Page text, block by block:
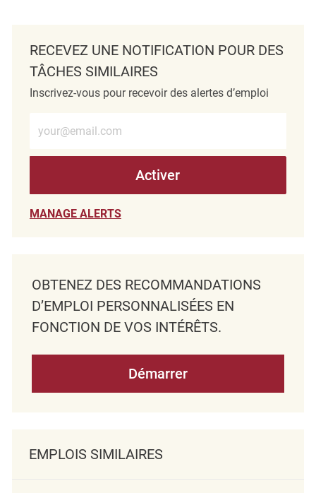
RECEVEZ UNE NOTIFICATION POUR DES
TÂCHES SIMILAIRES
Inscrivez-vous pour recevoir des alertes d’emploi
Activer
MANAGE ALERTS
OBTENEZ DES RECOMMANDATIONS
D’EMPLOI PERSONNALISÉES EN
FONCTION DE VOS INTÉRÊTS.
Démarrer
EMPLOIS SIMILAIRES